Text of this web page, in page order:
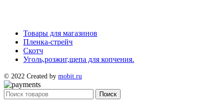
Товары для магазинов
Пленка-стрейч
Скотч
Уголь,розжиг,щепа для копчения.
© 2022 Created by mobit.ru
Поиск